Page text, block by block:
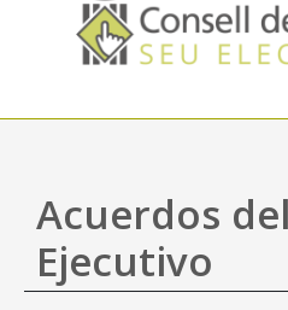
Acuerdos
Ejecutivo